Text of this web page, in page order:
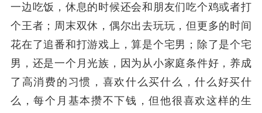
一边吃饭，休息的时候还会和朋友们吃个鸡或者打
个王者；周末双休，偶尔出去玩玩，但更多的时间
花在了追番和打游戏上，算是个宅男；除了是个宅
男，还是一个月光族，因为从小家庭条件好，养成
了高消费的习惯，喜欢什么买什么，什么好买什
么，每个月基本攒不下钱，但他很喜欢这样的生